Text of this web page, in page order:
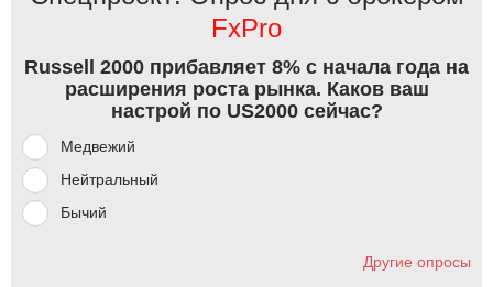
FxPro
Russell 2000 прибавляет 8% с начала года на
расширения роста рынка. Каков ваш
настрой по US2000 сейчас?
Медвежий
Нейтральный
Бычий
Другие опросы